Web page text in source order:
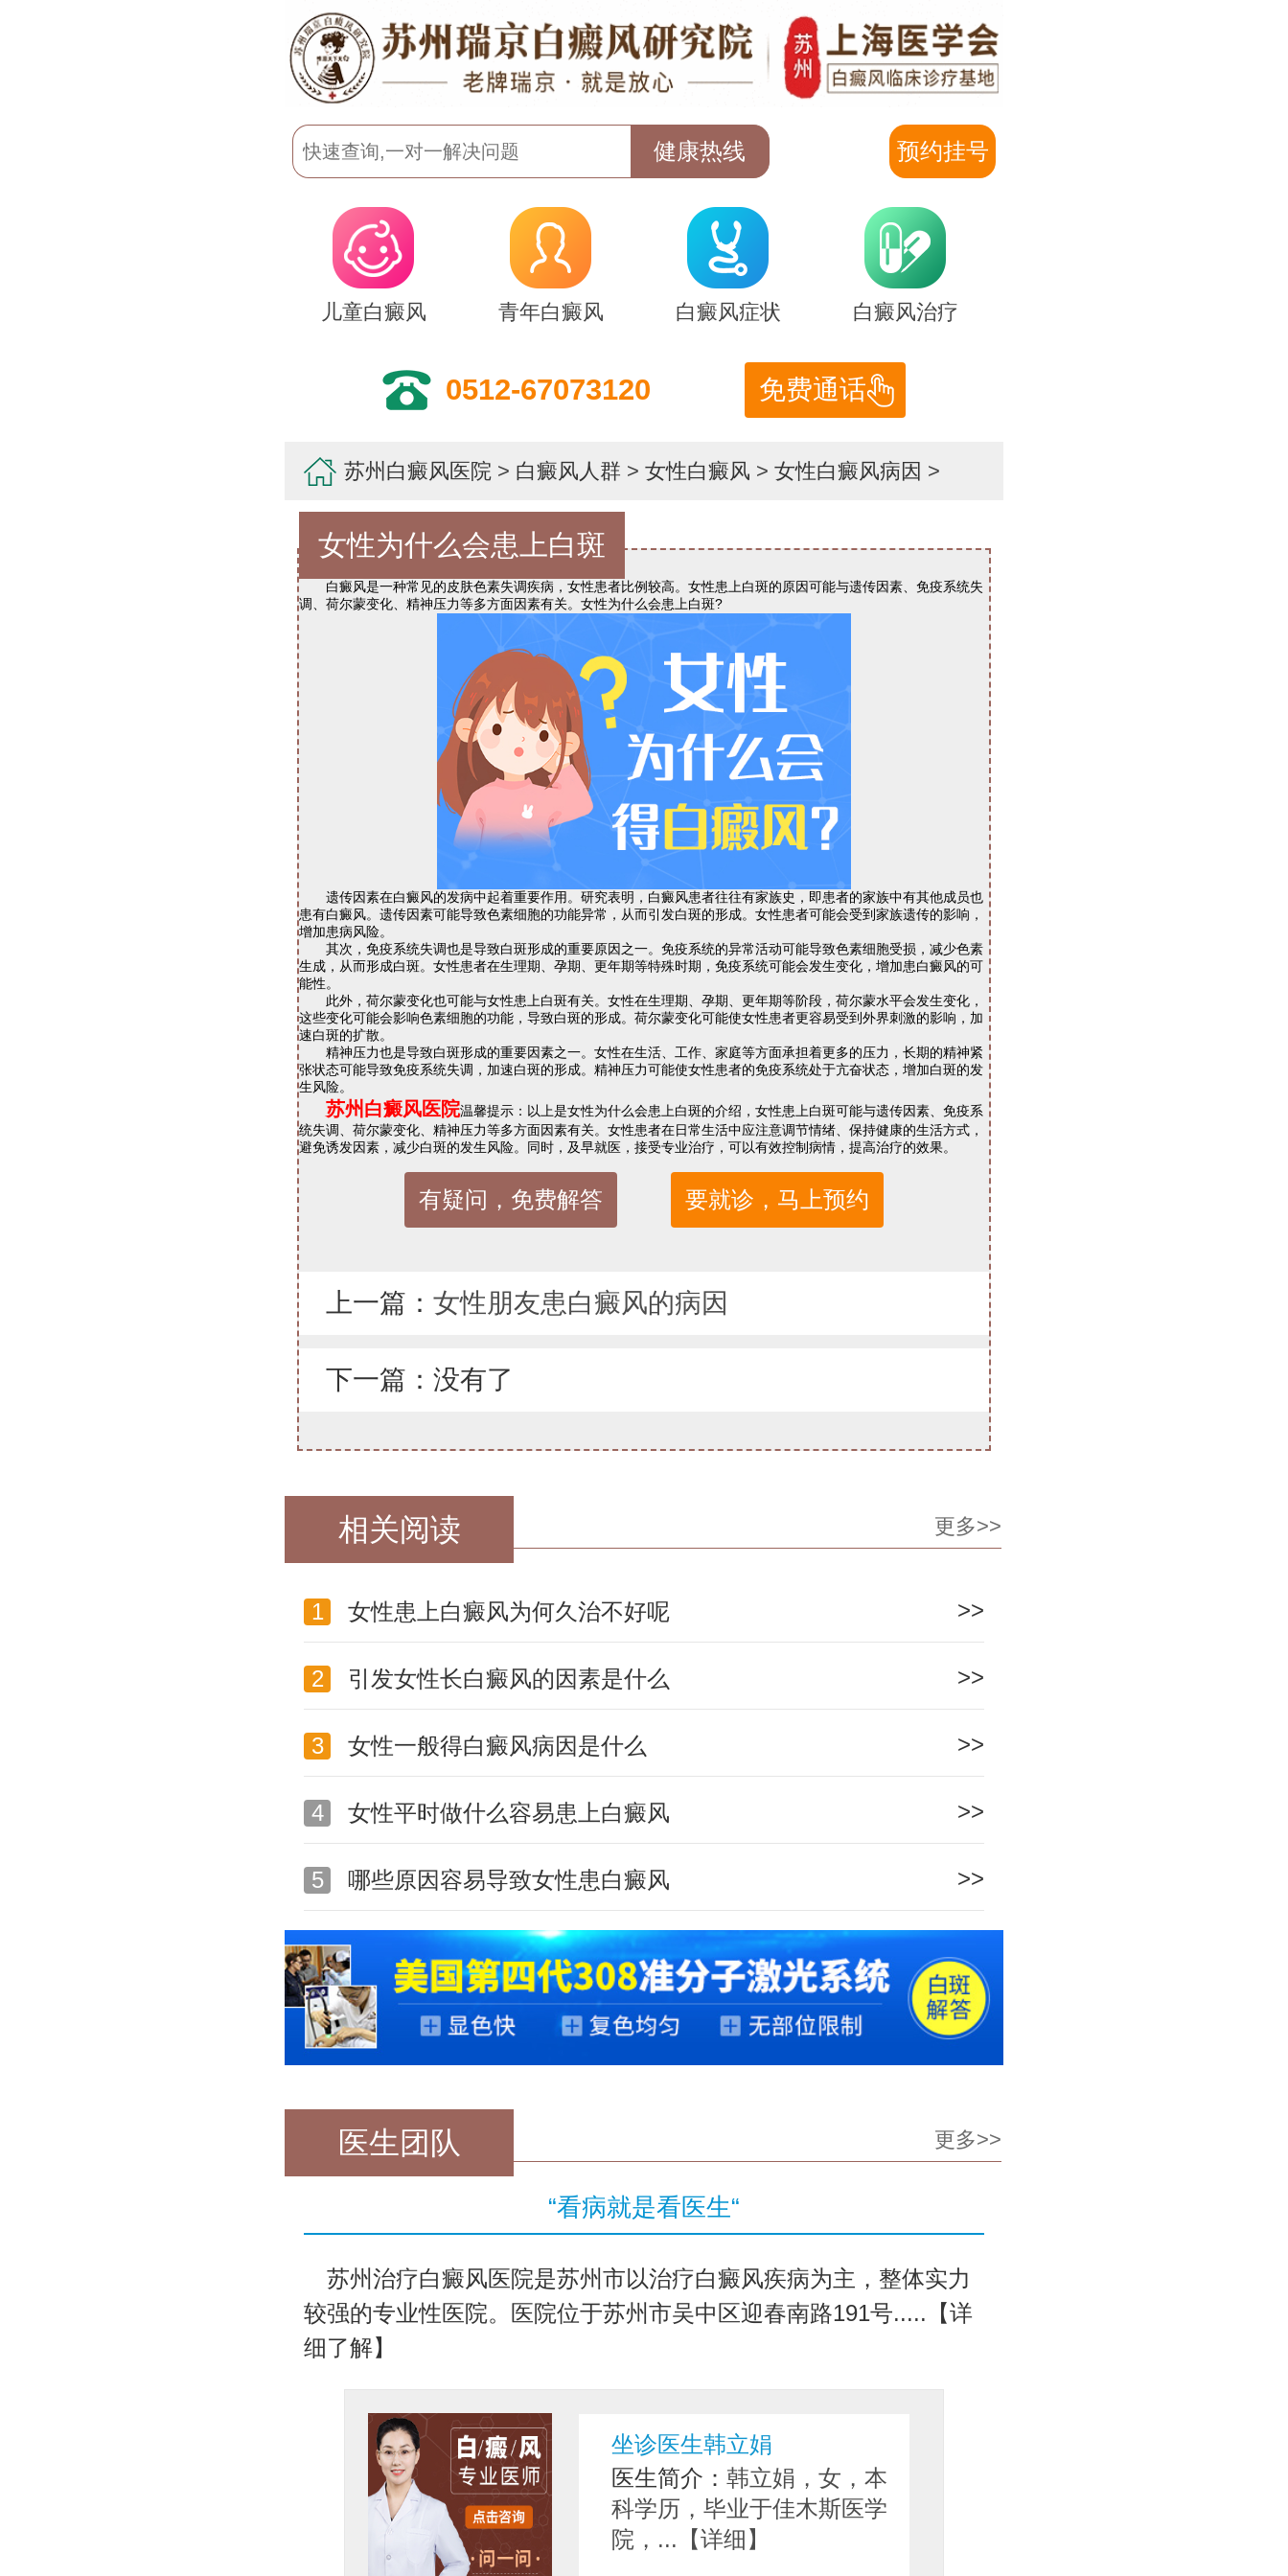
预约挂号
儿童白癜风 青年白癜风 白癜风症状 白癜风治疗
0512-67073120 免费通话
苏州白癜风医院 > 白癜风人群 > 女性白癜风 > 女性白癜风病因 >
女性为什么会患上白斑
白癜风是一种常见的皮肤色素失调疾病，女性患者比例较高。女性患上白斑的原因可能与遗传因素、免疫系统失
调、荷尔蒙变化、精神压力等多方面因素有关。女性为什么会患上白斑?
遗传因素在白癜风的发病中起着重要作用。研究表明，白癜风患者往往有家族史，即患者的家族中有其他成员也
患有白癜风。遗传因素可能导致色素细胞的功能异常，从而引发白斑的形成。女性患者可能会受到家族遗传的影响，
增加患病风险。
其次，免疫系统失调也是导致白斑形成的重要原因之一。免疫系统的异常活动可能导致色素细胞受损，减少色素
生成，从而形成白斑。女性患者在生理期、孕期、更年期等特殊时期，免疫系统可能会发生变化，增加患白癜风的可
能性。
此外，荷尔蒙变化也可能与女性患上白斑有关。女性在生理期、孕期、更年期等阶段，荷尔蒙水平会发生变化，
这些变化可能会影响色素细胞的功能，导致白斑的形成。荷尔蒙变化可能使女性患者更容易受到外界刺激的影响，加
速白斑的扩散。
精神压力也是导致白斑形成的重要因素之一。女性在生活、工作、家庭等方面承担着更多的压力，长期的精神紧
张状态可能导致免疫系统失调，加速白斑的形成。精神压力可能使女性患者的免疫系统处于亢奋状态，增加白斑的发
生风险。
苏州白癜风医院温馨提示：以上是女性为什么会患上白斑的介绍，女性患上白斑可能与遗传因素、免疫系
统失调、荷尔蒙变化、精神压力等多方面因素有关。女性患者在日常生活中应注意调节情绪、保持健康的生活方式，
避免诱发因素，减少白斑的发生风险。同时，及早就医，接受专业治疗，可以有效控制病情，提高治疗的效果。
有疑问，免费解答 要就诊，马上预约
上一篇： 女性朋友患白癜风的病因
下一篇：没有了
相关阅读 更多>>
1 女性患上白癜风为何久治不好呢 >>
2 引发女性长白癜风的因素是什么 >>
3 女性一般得白癜风病因是什么 >>
4 女性平时做什么容易患上白癜风 >>
5 哪些原因容易导致女性患白癜风 >>
医生团队 更多>>
“看病就是看医生“
苏州治疗白癜风医院是苏州市以治疗白癜风疾病为主，整体实力
较强的专业性医院。医院位于苏州市吴中区迎春南路191号.....【详
细了解】
坐诊医生韩立娟
医生简介： 韩立娟，女，本
科学历，毕业于佳木斯医学
院，...【详细】